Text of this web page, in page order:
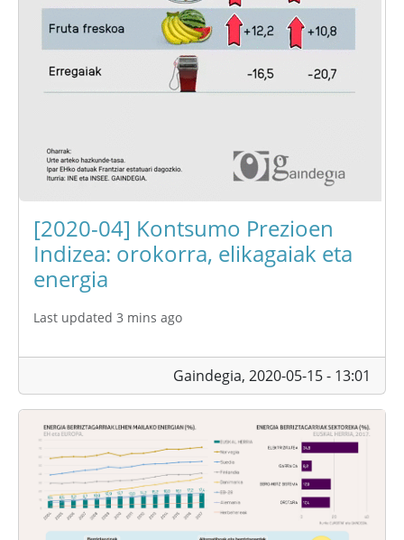
[2020-04] Kontsumo Prezioen
Indizea: orokorra, elikagaiak eta
energia
Last updated 3 mins ago
Gaindegia, 2020-05-15 - 13:01